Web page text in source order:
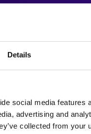
Details
social media features
advertising and
collected from your